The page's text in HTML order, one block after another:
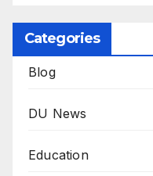
Categories
Blog
DU News
Education